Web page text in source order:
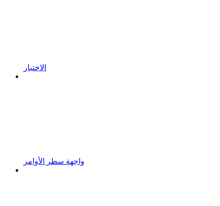
الاختبار
واجهة سطر الأوامر